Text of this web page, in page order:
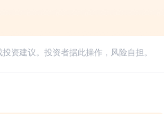
资建议。投资者据此操作，风险自担。